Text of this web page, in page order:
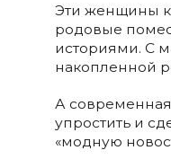
Эти женщины
родовые
историями. С
накопленной
А современная
упростить и
«модную